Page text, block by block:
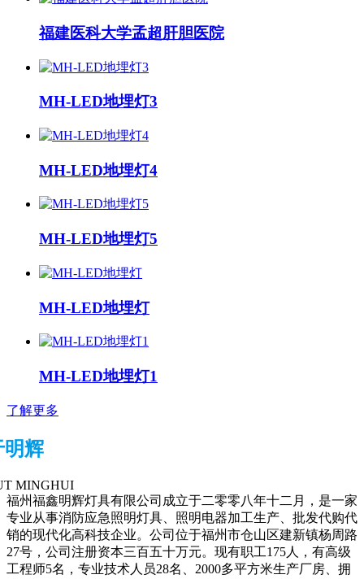
福建医科大学孟超肝胆医院
MH-LED地埋灯3
MH-LED地埋灯4
MH-LED地埋灯5
MH-LED地埋灯
MH-LED地埋灯1
了解更多
明辉
MINGHUI
福州福鑫明辉灯具有限公司成立于二零零八年十二月，是一家
专业从事消防应急照明灯具、照明电器加工生产、批发代购代
销的现代化高科技企业。公司位于福州市仓山区建新镇杨周路
27号，公司注册资本三百五十万元。现有职工175人，有高级
工程师5名，专业技术人员28名、2000多平方米生产厂房、拥